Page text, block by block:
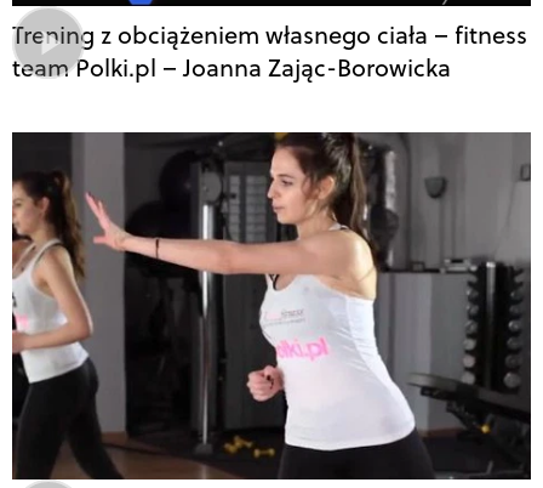
Trening z obciążeniem własnego ciała – fitness
team Polki.pl – Joanna Zając-Borowicka